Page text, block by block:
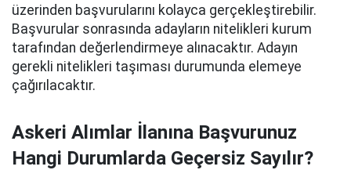
üzerinden başvurularını kolayca gerçekleştirebilir.
Başvurular sonrasında adayların nitelikleri kurum
tarafından değerlendirmeye alınacaktır. Adayın
gerekli nitelikleri taşıması durumunda elemeye
çağırılacaktır.
Askeri Alımlar İlanına Başvurunuz
Hangi Durumlarda Geçersiz Sayılır?